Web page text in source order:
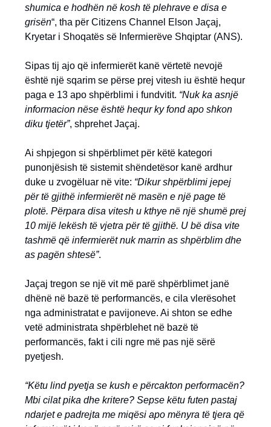
shumica e hodhën në kosh të plehrave e disa e
grisën“, tha për Citizens Channel Elson Jaçaj,
Kryetar i Shoqatës së Infermierëve Shqiptar (ANS).
Sipas tij ajo që infermierët kanë vërtetë nevojë
është një sqarim se përse prej vitesh iu është hequr
paga e 13 apo shpërblimi i fundvitit. “Nuk ka asnjë
informacion nëse është hequr ky fond apo shkon
diku tjetër”, shprehet Jaçaj.
Ai shpjegon si shpërblimet për këtë kategori
punonjësish të sistemit shëndetësor kanë ardhur
duke u zvogëluar në vite: “Dikur shpërblimi jepej
për të gjithë infermierët në masën e një page të
plotë. Përpara disa vitesh u kthye në një shumë prej
10 mijë lekësh të vjetra për të gjithë. U bë disa vite
tashmë që infermierët nuk marrin as shpërblim dhe
as pagën shtesë”.
Jaçaj tregon se një vit më parë shpërblimet janë
dhënë në bazë të performancës, e cila vlerësohet
nga administratat e pavijoneve. Ai shton se edhe
vetë administrata shpërblehet në bazë të
performancës, fakt i cili ngre më pas një sërë
pyetjesh.
“Këtu lind pyetja se kush e përcakton performacën?
Mbi cilat pika dhe kritere? Sepse këtu futen pastaj
ndarjet e padrejta me miqësi apo mënyra të tjera që